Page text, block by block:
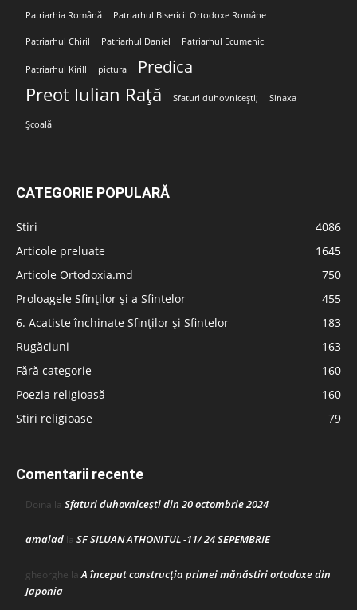
Patriarhia Română Patriarhul Bisericii Ortodoxe Române
Patriarhul Chiril Patriarhul Daniel Patriarhul Ecumenic
Patriarhul Kirill pictura Predica
Preot Iulian Rață Sfaturi duhovnicești; Sinaxa
Școală
CATEGORIE POPULARĂ
Stiri
4086
Articole preluate
1645
Articole Ortodoxia.md
750
Proloagele Sfinților și a Sfintelor
455
6. Acatiste închinate Sfinților și Sfintelor
183
Rugăciuni
163
Fără categorie
160
Poezia religioasă
160
Stiri religioase
79
Comentarii recente
Doina la Sfaturi duhovnicești din 20 octombrie 2024
amalad la SF SILUAN ATHONITUL -11/ 24 SEPEMBRIE
gheorghe laA început construcţia primei mănăstiri ortodoxe din
Japonia